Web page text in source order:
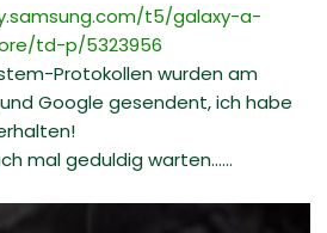
t5/galaxy-a-
td-p/5323956
Protokollen wurden am
Google gesendent, ich habe
mal geduldig warten......